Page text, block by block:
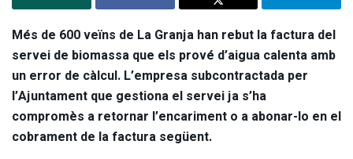
Més de 600 veïns de La Granja han rebut la factura del
servei de biomassa que els prové d’aigua calenta amb
un error de càlcul. L’empresa subcontractada per
l’Ajuntament que gestiona el servei ja s’ha
compromès a retornar l’encariment o a abonar-lo en el
cobrament de la factura següent.